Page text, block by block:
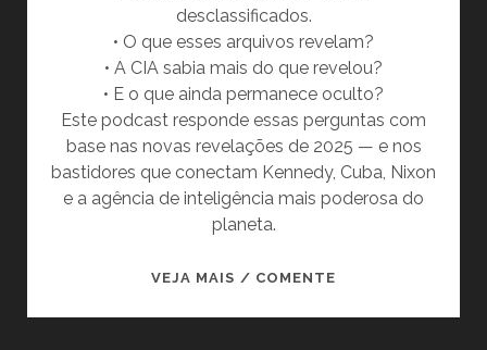
desclassificados.
• O que esses arquivos revelam?
• A CIA sabia mais do que revelou?
• E o que ainda permanece oculto?
Este podcast responde essas perguntas com
base nas novas revelações de 2025 — e nos
bastidores que conectam Kennedy, Cuba, Nixon
e a agência de inteligência mais poderosa do
planeta.
VEJA MAIS / COMENTEMORTE